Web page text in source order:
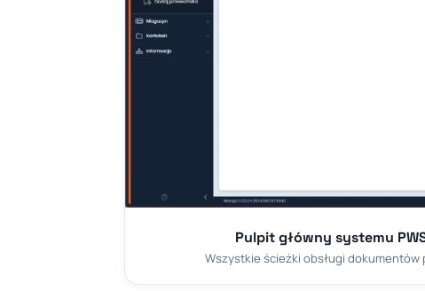
Pulpit główny systemu
Wszystkie ścieżki obsługi dokumentów